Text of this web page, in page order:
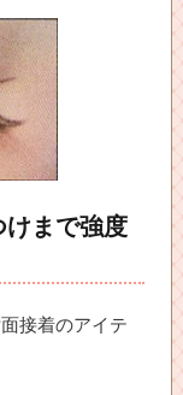
まで強度
接着のアイテ